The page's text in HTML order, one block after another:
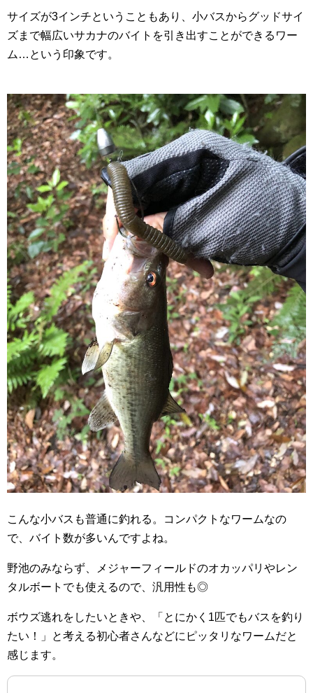
サイズが3インチということもあり、小バスからグッドサイ
ズまで幅広いサカナのバイトを引き出すことができるワー
ム…という印象です。
こんな小バスも普通に釣れる。コンパクトなワームなの
で、バイト数が多いんですよね。
野池のみならず、メジャーフィールドのオカッパリやレン
タルボートでも使えるので、汎用性も◎
ボウズ逃れをしたいときや、「とにかく1匹でもバスを釣り
たい！」と考える初心者さんなどにピッタリなワームだと
感じます。